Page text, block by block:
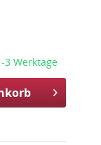
3 Werktage